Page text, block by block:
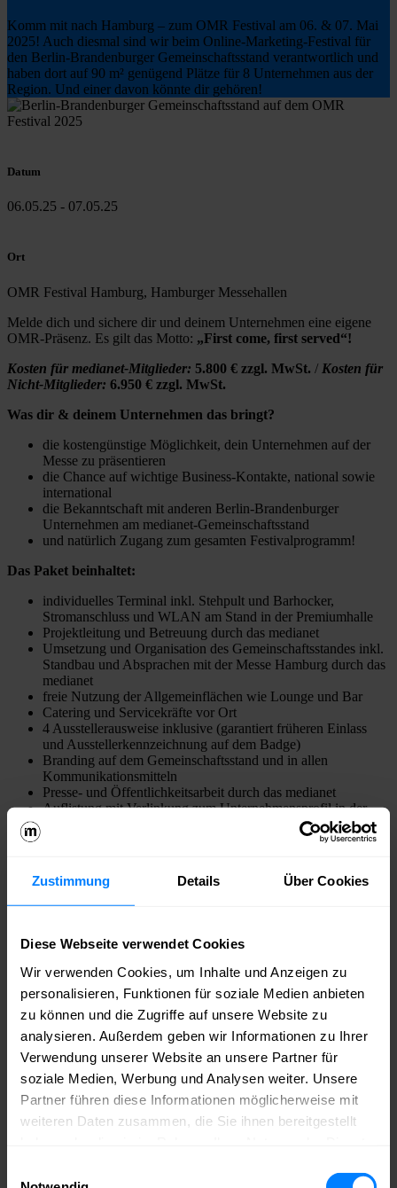
Zustimmung Details Über Cookies
Diese Webseite verwendet Cookies
Wir verwenden Cookies, um Inhalte und Anzeigen zu
personalisieren, Funktionen für soziale Medien anbieten
zu können und die Zugriffe auf unsere Website zu
analysieren. Außerdem geben wir Informationen zu Ihrer
Verwendung unserer Website an unsere Partner für
soziale Medien, Werbung und Analysen weiter. Unsere
Partner führen diese Informationen möglicherweise mit
weiteren Daten zusammen, die Sie ihnen bereitgestellt
Komm mit nach Hamburg – zum OMR Festival am 06. & 07. Mai
2025! Auch diesmal sind wir beim Online-Marketing-Festival für
den Berlin-Brandenburger Gemeinschaftsstand verantwortlich und
haben dort auf 90 m² genügend Plätze für 8 Unternehmen aus der
Region. Und einer davon könnte dir gehören!
Datum
06.05.25 - 07.05.25
Ort
OMR Festival Hamburg, Hamburger Messehallen
Melde dich und sichere dir und deinem Unternehmen eine eigene
OMR-Präsenz. Es gilt das Motto: „First come, first served“!
Kosten für medianet-Mitglieder: 5.800 € zzgl. MwSt. / Kosten für
Nicht-Mitglieder: 6.950 € zzgl. MwSt.
Was dir & deinem Unternehmen das bringt?
die kostengünstige Möglichkeit, dein Unternehmen auf der
Messe zu präsentieren
die Chance auf wichtige Business-Kontakte, national sowie
international
die Bekanntschaft mit anderen Berlin-Brandenburger
Unternehmen am medianet-Gemeinschaftsstand
und natürlich Zugang zum gesamten Festivalprogramm!
Das Paket beinhaltet:
individuelles Terminal inkl. Stehpult und Barhocker,
Stromanschluss und WLAN am Stand in der Premiumhalle
Projektleitung und Betreuung durch das medianet
Umsetzung und Organisation des Gemeinschaftsstandes inkl.
Standbau und Absprachen mit der Messe Hamburg durch das
medianet
freie Nutzung der Allgemeinflächen wie Lounge und Bar
Catering und Servicekräfte vor Ort
4 Ausstellerausweise inklusive (garantiert früheren Einlass
und Ausstellerkennzeichnung auf dem Badge)
Branding auf dem Gemeinschaftsstand und in allen
Kommunikationsmitteln
Presse- und Öffentlichkeitsarbeit durch das medianet
Auflistung mit Verlinkung zum Unternehmensprofil in der
Vorstellung der teilnehmenden Unternehmen auf allen
Anmeldeformularper Mail an Yasmin Meyer
Wenn du Interesse an einer Teilnahme oder Fragen zum
Gemeinschaftsauftritt hast, melde dich gerne bei Yasmin Meyer
meyer@medianet-bb.de
Weitere Informationen zum OMR Festival 2025 findest du auf
der offiziellen
Website.
[logo_list slugs=“medianet-berlinbrandenburg-e-v“
title=“Organisiert von“][logo_list slugs=““ title=“Gefördert von“
max=“100″]